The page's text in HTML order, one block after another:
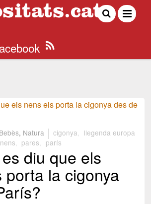
Bebès, Natura cigonya
llegenda europa
nens pares parís
diu que els
porta la cigonya